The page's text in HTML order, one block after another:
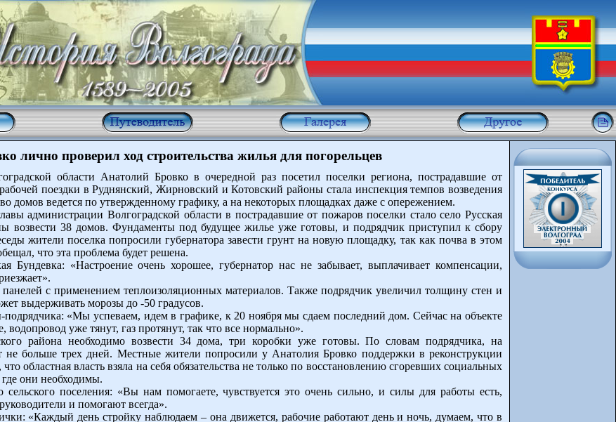
лично проверил ход строительства жилья для погорельцев
области Анатолий Бровко в очередной раз посетил поселки региона, пострадавшие от
поездки в Руднянский, Жирновский и Котовский районы стала инспекция темпов возведения
домов ведется по утвержденному графику, а на некоторых площадках даже с опережением.
администрации Волгоградской области в пострадавшие от пожаров поселки стало село Русская
возвести 38 домов. Фундаменты под будущее жилье уже готовы, и подрядчик приступил к сбору
жители поселка попросили губернатора завести грунт на новую площадку, так как почва в этом
что эта проблема будет решена.
Бундевка: «Настроение очень хорошее, губернатор нас не забывает, выплачивает компенсации,
с применением теплоизоляционных материалов. Также подрядчик увеличил толщину стен и
выдерживать морозы до -50 градусов.
«Мы успеваем, идем в графике, к 20 ноября мы сдаем последний дом. Сейчас на объекте
уже тянут, газ протянут, так что все нормально».
района необходимо возвести 34 дома, три коробки уже готовы. По словам подрядчика, на
не больше трех дней. Местные жители попросили у Анатолия Бровко поддержки в реконструкции
областная власть взяла на себя обязательства не только по восстановлению сгоревших социальных
они необходимы.
поселения: «Вы нам помогаете, чувствуется это очень сильно, и силы для работы есть,
и помогают всегда».
«Каждый день стройку наблюдаем – она движется, рабочие работают день и ночь, думаем, что в